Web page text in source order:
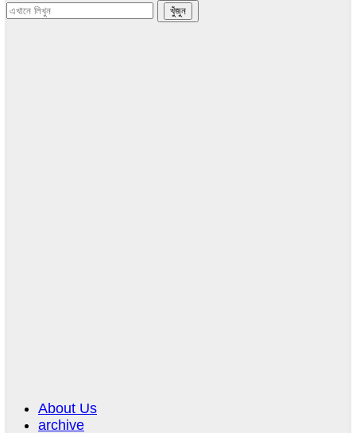
About Us
archive